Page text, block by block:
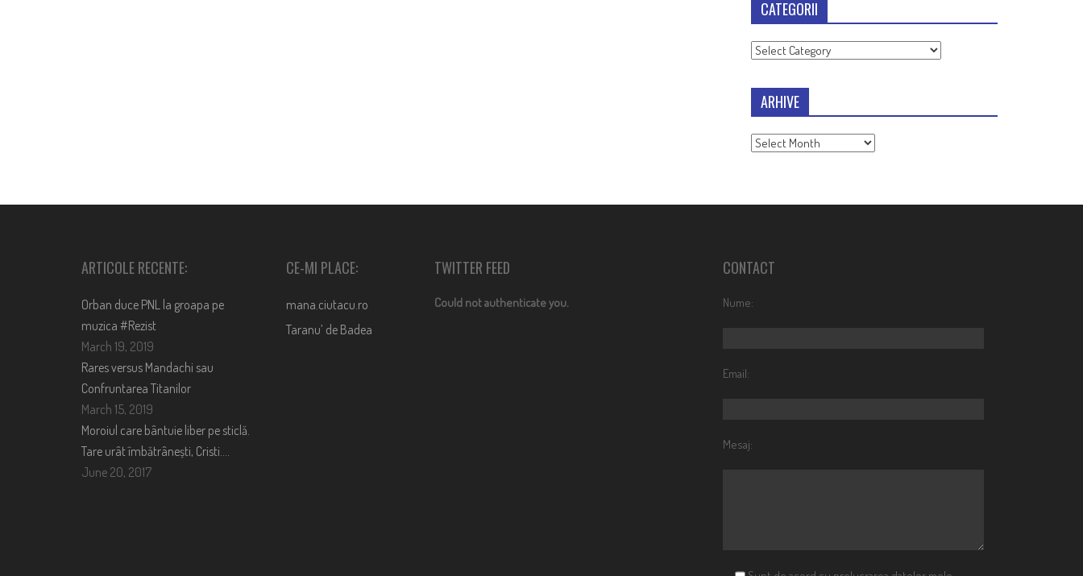
CATEGORII
Categorii
ARHIVE
Arhive
ARTICOLE RECENTE:
Orban duce PNL la groapa pe
muzica #Rezist
March 19, 2019
Rares versus Mandachi sau
Confruntarea Titanilor
March 15, 2019
Moroiul care bântuie liber pe sticlă.
Tare urât îmbătrânești, Cristi….
June 20, 2017
CE-MI PLACE:
mana.ciutacu.ro
Taranu’ de Badea
TWITTER FEED
Could not authenticate you.
CONTACT
Nume:
Email:
Mesaj: